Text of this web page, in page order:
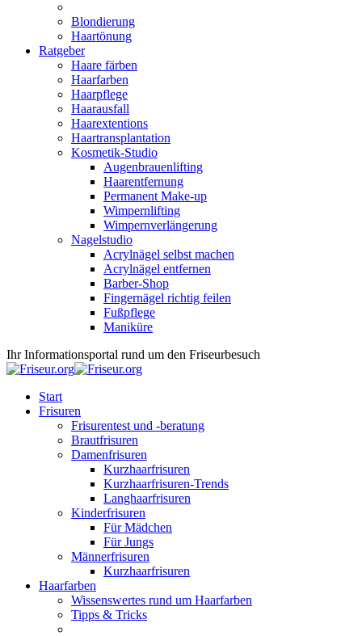
Blondierung
Haartönung
Ratgeber
Haare färben
Haarfarben
Haarpflege
Haarausfall
Haarextentions
Haartransplantation
Kosmetik-Studio
Augenbrauenlifting
Haarentfernung
Permanent Make-up
Wimpernlifting
Wimpernverlängerung
Nagelstudio
Acrylnägel selbst machen
Acrylnägel entfernen
Barber-Shop
Fingernägel richtig feilen
Fußpflege
Maniküre
Ihr Informationsportal rund um den Friseurbesuch
Start
Frisuren
Frisurentest und -beratung
Brautfrisuren
Damenfrisuren
Kurzhaarfrisuren
Kurzhaarfrisuren-Trends
Langhaarfrisuren
Kinderfrisuren
Für Mädchen
Für Jungs
Männerfrisuren
Kurzhaarfrisuren
Haarfarben
Wissenswertes rund um Haarfarben
Tipps & Tricks